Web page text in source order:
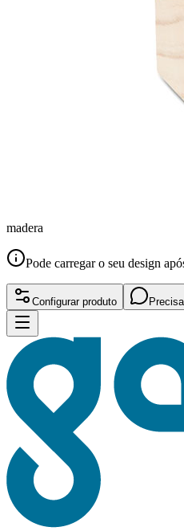
madera
Pode carregar o seu design
Configurar produto